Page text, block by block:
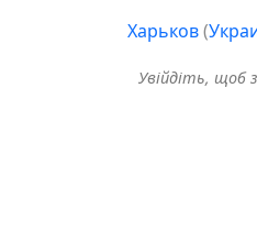
Харьков(
Увійдіть, щоб